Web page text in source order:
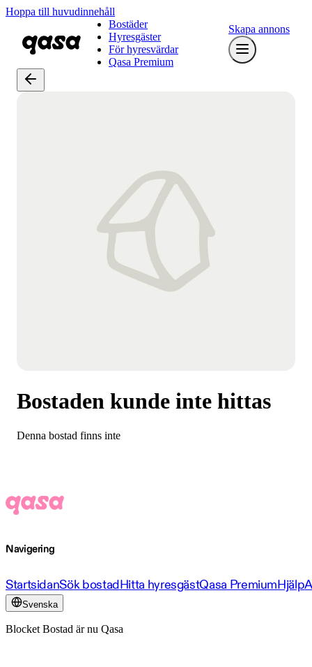
Hoppa till huvudinnehåll
Bostäder
Hyresgäster
För hyresvärdar
Qasa Premium
Skapa annons
Bostaden kunde inte hittas
Denna bostad finns inte
Navigering
StartsidanSök bostadHitta hyresgästQasa PremiumHjälp
Svenska
Blocket Bostad är nu Qasa